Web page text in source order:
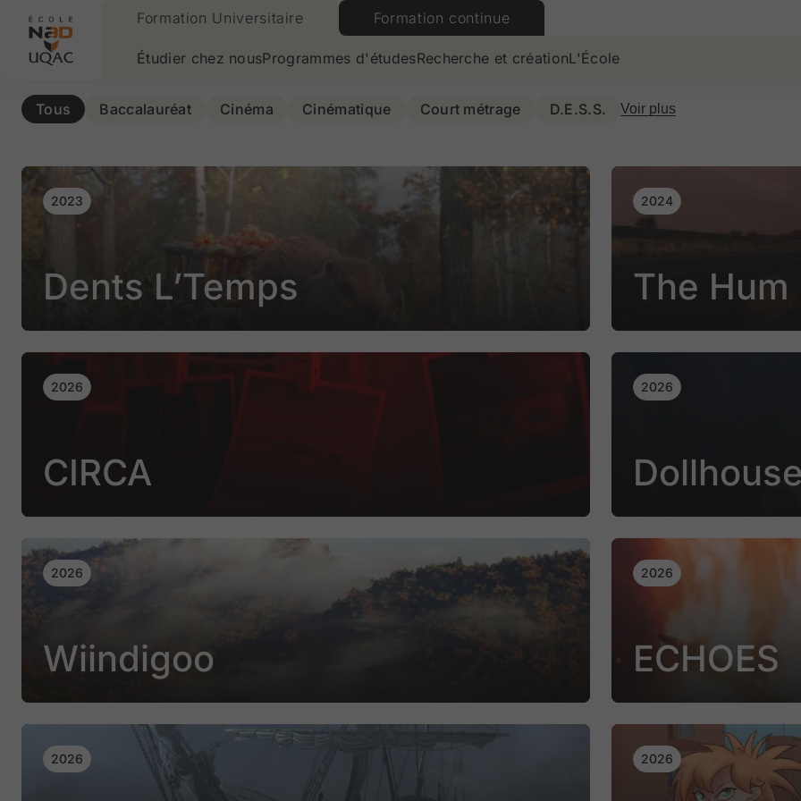
Aller à la page daccueil
Formation Universitaire Formation continue
Étudier chez nousProgrammes d'étudesRecherche et créationL'École
Tous Baccalauréat Cinéma Cinématique Court métrage D.E.S.S. Voir plus
2023
Dents L’Temps
2024
The Hum
2026
CIRCA
2026
2026
Wiindigoo
2026
ECHOES
2026 2026